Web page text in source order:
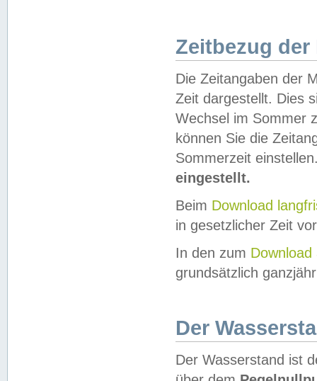
Zeitbezug der
Die Zeitangaben der
Zeit dargestellt. Dies
Wechsel im Sommer
können Sie die
Sommerzeit
eingestellt.
Beim Download
in gesetzlicher Zeit
In den zum Download
grundsätzlich
Der
Der Wasserstand ist